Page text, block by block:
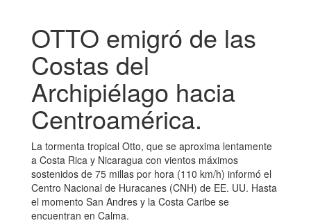
OTTO emigró de las
Costas del
Archipiélago hacia
Centroamérica.
La tormenta tropical Otto, que se aproxima lentamente
a Costa Rica y Nicaragua con vientos máximos
sostenidos de 75 millas por hora (110 km/h) informó el
Centro Nacional de Huracanes (CNH) de EE. UU. Hasta
el momento San Andres y la Costa Caribe se
encuentran en Calma.